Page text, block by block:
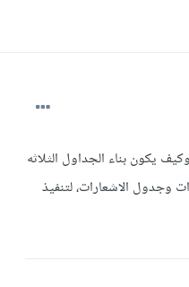
يكون بناء الجداول الثلاثه
الاشعارات، لتنفيذ